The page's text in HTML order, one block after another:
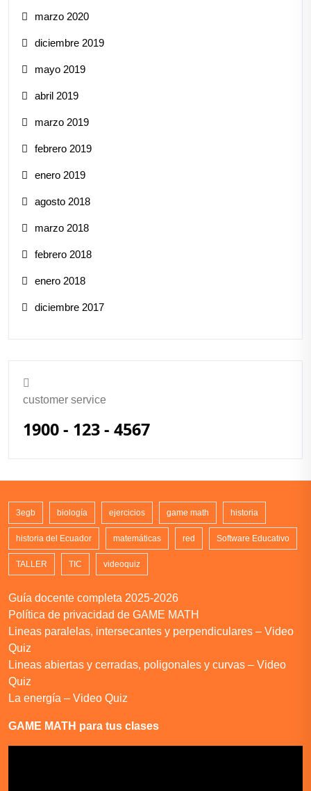
marzo 2020
diciembre 2019
mayo 2019
abril 2019
marzo 2019
febrero 2019
enero 2019
agosto 2018
marzo 2018
febrero 2018
enero 2018
diciembre 2017
customer service
1900 - 123 - 4567
3egb biología ejercicios game math historia
historia del Ecuador matemáticas red Software Educativo
TALLER TIC videoquiz
Guía docente completa 2025-2026
Política de privacidad de GAME MATH
Lineas paralelas, intersecantes y perpendiculares – Video
Quiz
Lineas abiertas y cerradas, poligonales y curvas – Video
Quiz
La energía – Video Quiz
GAME MATH para tus clases